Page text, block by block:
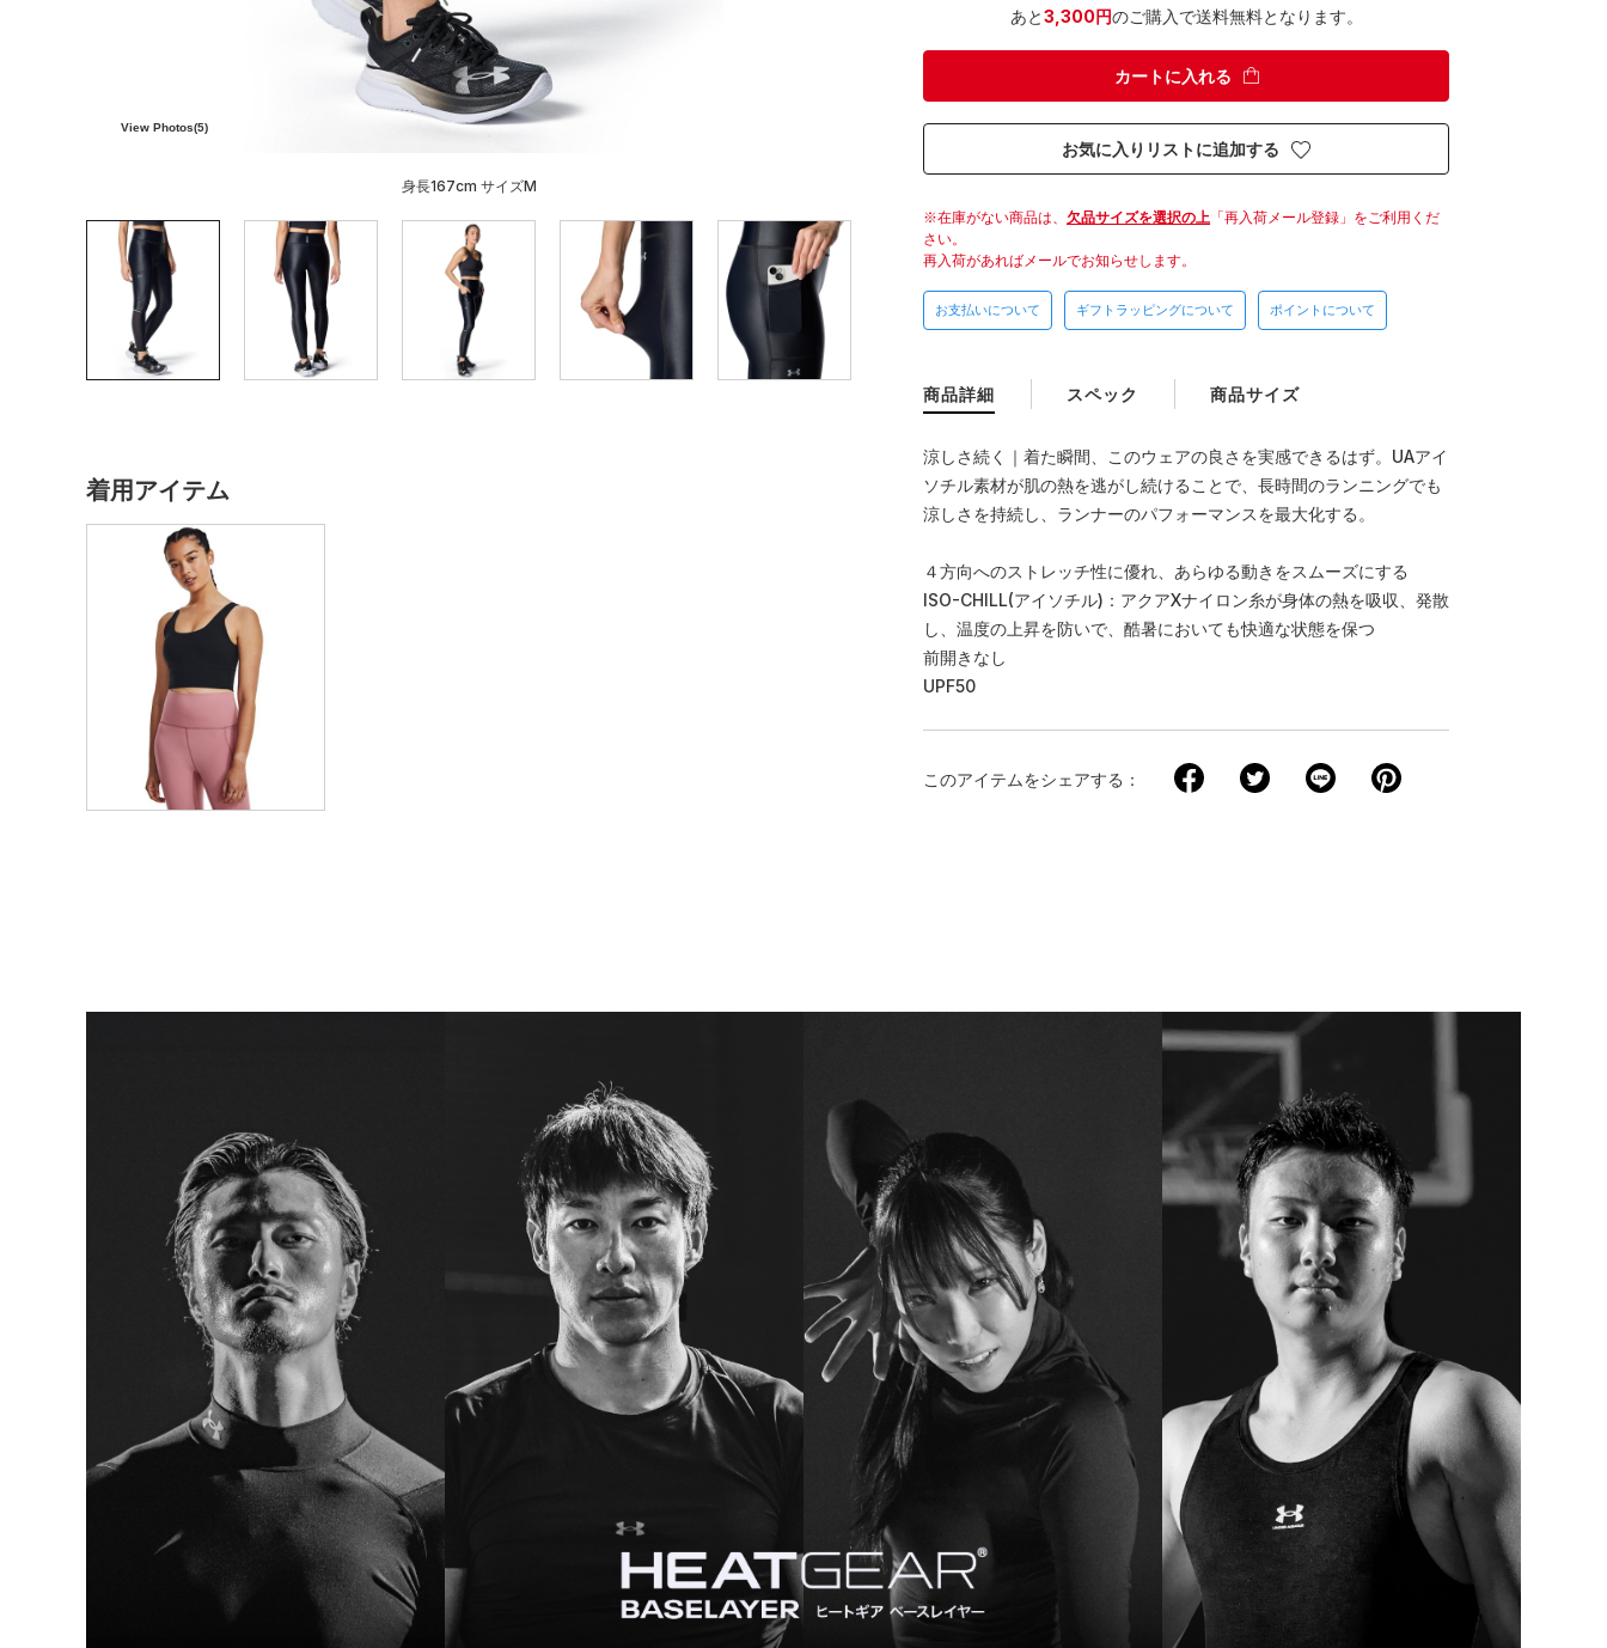
View Photos(5)
身長167cm サイズM
着用アイテム
あと3,300円のご購入で送料無料となります。
カートに入れる
お気に入りリストに追加する
在庫がない商品は、 欠品サイズを選択の上 「再入荷メール登録」をご利用くだ
さい。
再入荷があればメールでお知らせします。
お支払いについて ギフトラッピングについて ポイントについて
商品詳細
涼しさ続く｜着た瞬間、このウェアの良さを実感できるはず。UAアイ
ソチル素材が肌の熱を逃がし続けることで、長時間のランニングでも
涼しさを持続し、ランナーのパフォーマンスを最大化する。
４方向へのストレッチ性に優れ、あらゆる動きをスムーズにする
ISO-CHILL(アイソチル)：アクアXナイロン糸が身体の熱を吸収、発散
し、温度の上昇を防いで、酷暑においても快適な状態を保つ
前開きなし
UPF50
スペック 商品サイズ
このアイテムをシェアする